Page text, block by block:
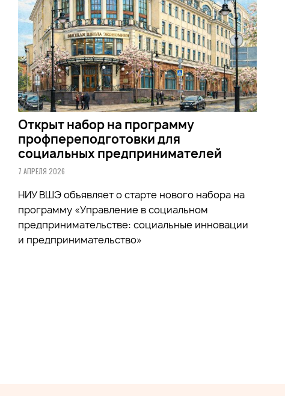
Открыт набор на программу
профпереподготовки для
социальных предпринимателей
7 АПРЕЛЯ 2026
НИУ ВШЭ объявляет о старте нового набора на
программу «Управление в социальном
предпринимательстве: социальные инновации
и предпринимательство»